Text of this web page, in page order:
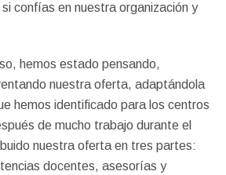
confías en nuestra organización y
hemos estado pensando,
nuestra oferta, adaptándola
hemos identificado para los centros
de mucho trabajo durante el
nuestra oferta en tres partes:
docentes, asesorías y